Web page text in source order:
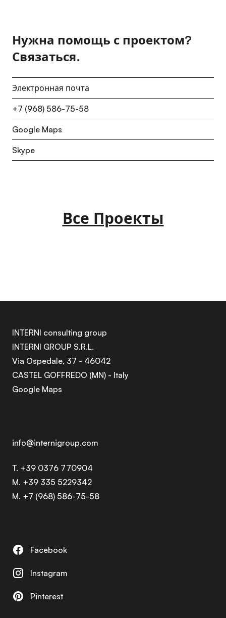
Нужна помощь с проектом?
Связаться.
Электронная почта
+7 (968) 586-75-58
Google Maps
Skype
Все Проекты
INTERNI consulting group
INTERNI GROUP S.R.L.
Via Ospedale, 37 - 46042
CASTEL GOFFREDO (MN) - Italy
Google Maps
info@internigroup.com
T. +39 0376 770904
M. +39 335 5229342
M. +7 (968) 586-75-58
Facebook
Instagram
Pinterest